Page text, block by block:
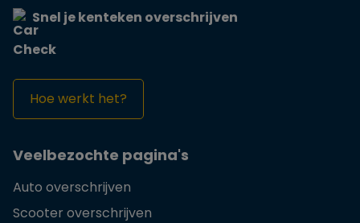
Snel je kenteken overschrijven
Hoe werkt het?
Veelbezochte pagina's
Auto overschrijven
Scooter overschrijven